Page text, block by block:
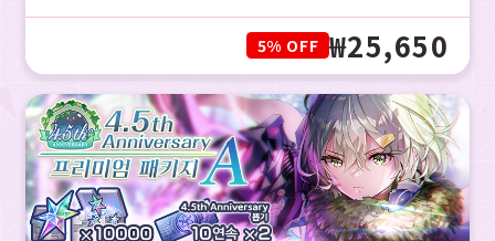
₩25,650
5% OFF